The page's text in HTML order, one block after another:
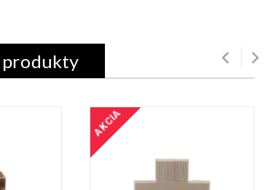
produkty
AKCIA